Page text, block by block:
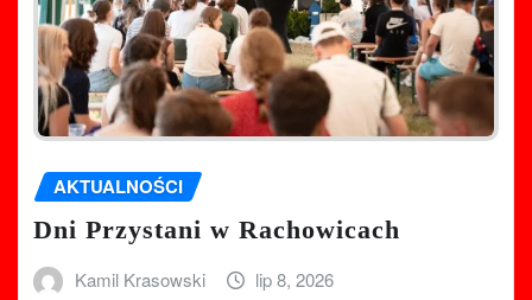
AKTUALNOŚCI
Dni Przystani w Rachowicach
Kamil Krasowski lip 8, 2026